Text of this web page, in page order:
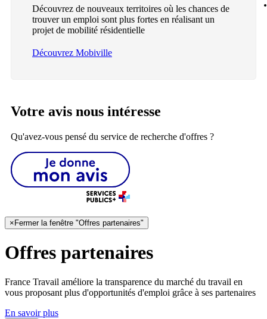
Découvrez de nouveaux territoires où les chances de
trouver un emploi sont plus fortes en réalisant un
projet de mobilité résidentielle
Découvrez Mobiville
Votre avis nous intéresse
Qu'avez-vous pensé du service de recherche d'offres ?
× Fermer la fenêtre "Offres partenaires"
Offres partenaires
France Travail améliore la transparence du marché du travail en
vous proposant plus d'opportunités d'emploi grâce à ses partenaires
En savoir plus